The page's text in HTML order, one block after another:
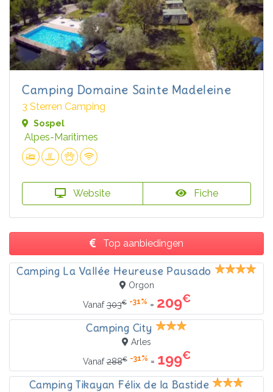
Camping Domaine Sainte Madeleine
3 Sterren Camping
Sospel
Alpes-Maritimes
Website Fiche
Top aanbiedingen
Camping La Vallée Heureuse Pausado
Orgon
Vanaf303€ -31% = 209€
Camping City
Arles
Vanaf288€ -31% = 199€
Camping Tikayan Félix de la Bastide